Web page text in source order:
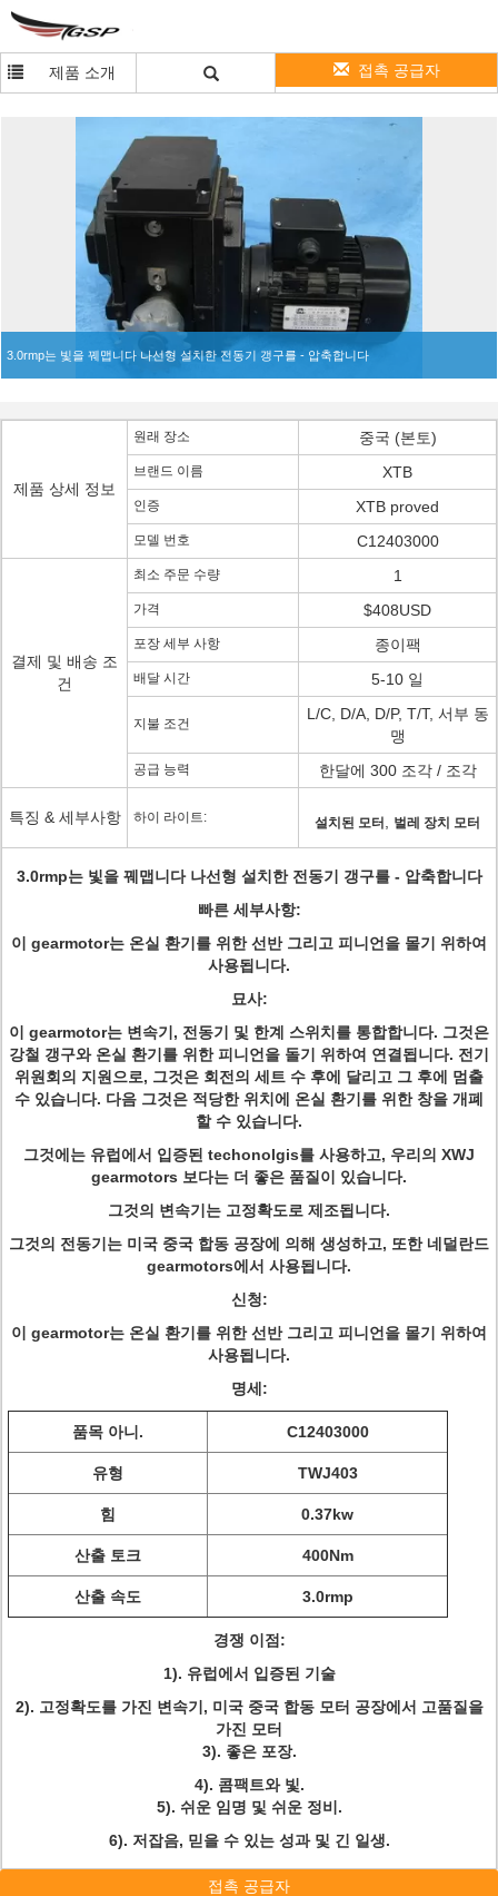
제품 소개 접촉 공급자
3.0rmp는 빛을 꿰맵니다 나선형 설치한 전동기 갱구를 - 압축합니다
제품 상세 정보
원래 장소 중국 (본토)
브랜드 이름 XTB
인증 XTB proved
모델 번호 C12403000
결제 및 배송 조
건
최소 주문 수량 1
가격 $408USD
포장 세부 사항 종이팩
배달 시간 5-10 일
지불 조건
L/C, D/A, D/P, T/T, 서부 동
맹
공급 능력 한달에 300 조각 / 조각
특징 & 세부사항 하이 라이트: 설치된 모터 벌레 장치 모터
3.0rmp는 빛을 꿰맵니다 나선형 설치한 전동기 갱구를 - 압축합니다
빠른 세부사항:
이 gearmotor는 온실 환기를 위한 선반 그리고 피니언을 몰기 위하여
사용됩니다.
묘사:
이 gearmotor는 변속기, 전동기 및 한계 스위치를 통합합니다. 그것은
강철 갱구와 온실 환기를 위한 피니언을 돌기 위하여 연결됩니다. 전기
위원회의 지원으로, 그것은 회전의 세트 수 후에 달리고 그 후에 멈출
수 있습니다. 다음 그것은 적당한 위치에 온실 환기를 위한 창을 개폐
할 수 있습니다.
그것에는 유럽에서 입증된 techonolgis를 사용하고, 우리의 XWJ
gearmotors 보다는 더 좋은 품질이 있습니다.
그것의 변속기는 고정확도로 제조됩니다.
그것의 전동기는 미국 중국 합동 공장에 의해 생성하고, 또한 네덜란드
gearmotors에서 사용됩니다.
신청:
이 gearmotor는 온실 환기를 위한 선반 그리고 피니언을 몰기 위하여
사용됩니다.
명세:
품목 아니. C12403000
유형 TWJ403
힘 0.37kw
산출 토크 400Nm
산출 속도 3.0rmp
경쟁 이점:
1). 유럽에서 입증된 기술
2). 고정확도를 가진 변속기, 미국 중국 합동 모터 공장에서 고품질을
가진 모터
3). 좋은 포장.
4). 콤팩트와 빛.
5). 쉬운 임명 및 쉬운 정비.
6). 저잡음, 믿을 수 있는 성과 및 긴 일생.
접촉 공급자